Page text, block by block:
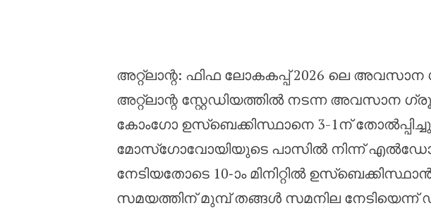
രണ്ടാം പകുതിയിൽ ശക്തമായ
അറ്റ്ലാന്റ: ഫിഫ ലോകകപ്പ് 2026 ലെ അവസാന
അറ്റ്ലാന്റ സ്റ്റേഡിയത്തിൽ നടന്ന അവസാന
കോംഗോ ഉസ്ബെക്കിസ്ഥാനെ 3-1ന്
മോസ്ഗോവോയിയുടെ പാസിൽ നിന്ന്
നേടിയതോടെ 10-ാം മിനിറ്റിൽ
സമയത്തിന് മുമ്പ് തങ്ങൾ സമനില